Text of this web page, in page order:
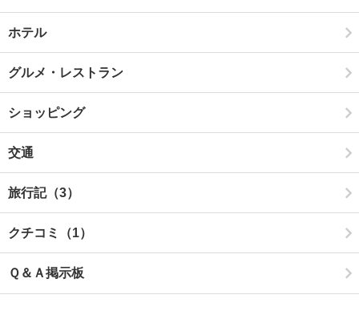
ホテル
グルメ・レストラン
ショッピング
交通
旅行記（3）
クチコミ（1）
Ｑ＆Ａ掲示板